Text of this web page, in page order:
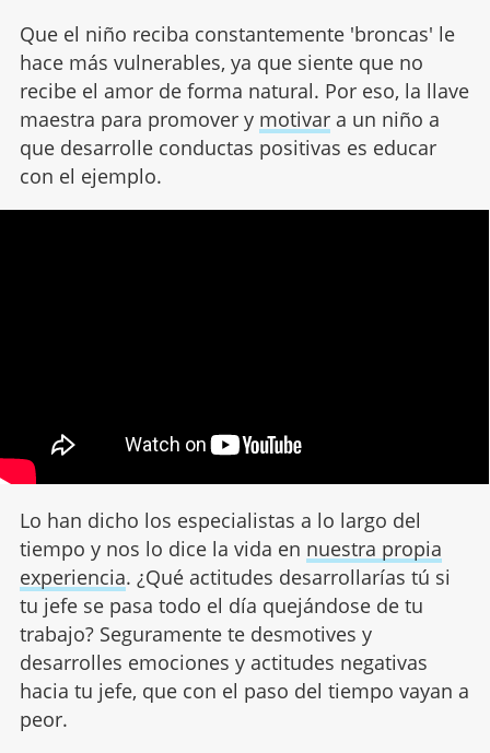
Que el niño reciba constantemente 'broncas' le
hace más vulnerables, ya que siente que no
recibe el amor de forma natural. Por eso, la llave
maestra para promover y motivara un niño a
que desarrolle conductas positivas es educar
con el ejemplo.
Lo han dicho los especialistas a lo largo del
tiempo y nos lo dice la vida en nuestra propia
experiencia. ¿Qué actitudes desarrollarías tú si
tu jefe se pasa todo el día quejándose de tu
trabajo? Seguramente te desmotives y
desarrolles emociones y actitudes negativas
hacia tu jefe, que con el paso del tiempo vayan a
peor.